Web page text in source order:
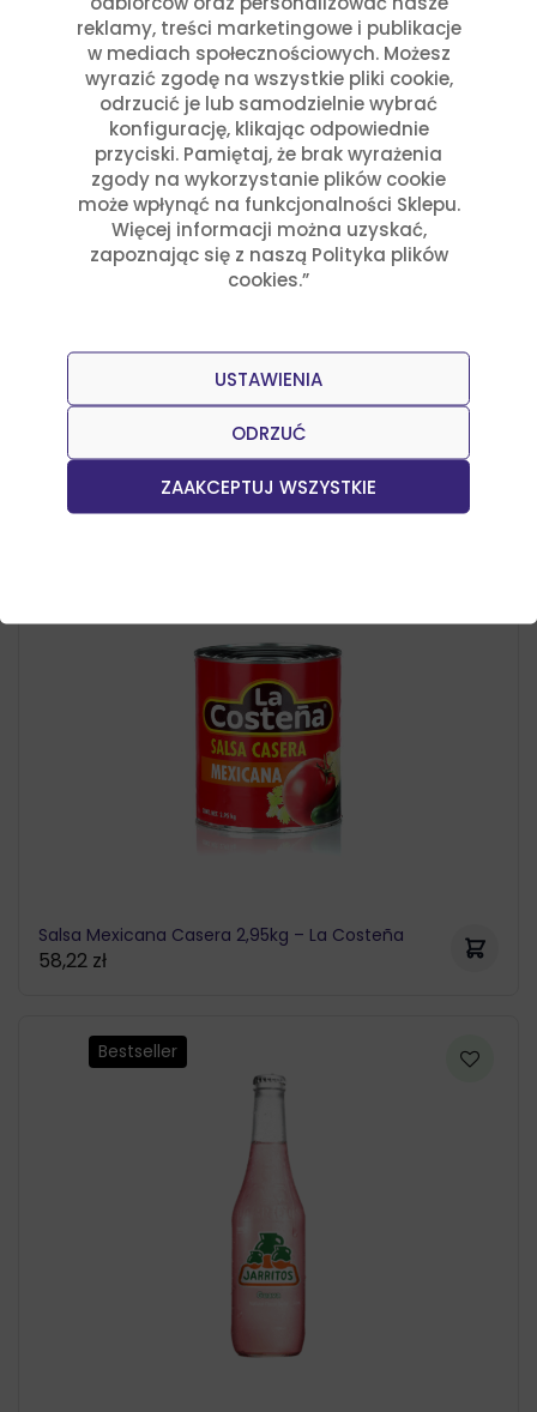
reklamy, treści marketingowe i publikacje
w mediach społecznościowych. Możesz
wyrazić zgodę na wszystkie pliki cookie,
odrzucić je lub samodzielnie wybrać
konfigurację, klikając odpowiednie
przyciski. Pamiętaj, że brak wyrażenia
zgody na wykorzystanie plików cookie
może wpłynąć na funkcjonalności Sklepu.
Więcej informacji można uzyskać,
zapoznając się z naszą Polityka plików
cookies.”
ZAAKCEPTUJ WSZYSTKIE
ODRZUĆ
USTAWIENIA
Przepisy Julia Sztyler
Ciasteczka z Dżemem z Guawy
(Guayaba)
Inni kupili także
Salsa Mexicana Casera 2,95kg – La Costeña
58,22 zł
Bestseller